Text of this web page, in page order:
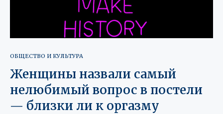
ОБЩЕСТВО И КУЛЬТУРА
Женщины назвали самый
нелюбимый вопрос в постели
— близки ли к оргазму